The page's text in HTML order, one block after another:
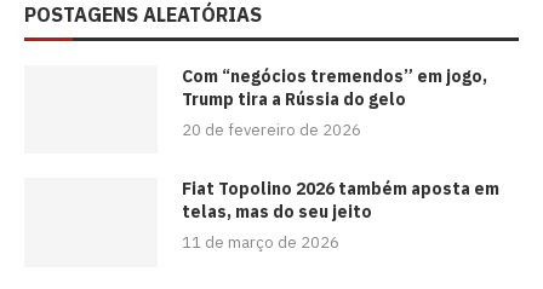
POSTAGENS ALEATÓRIAS
Com “negócios tremendos” em jogo,
Trump tira a Rússia do gelo
20 de fevereiro de 2026
Fiat Topolino 2026 também aposta em
telas, mas do seu jeito
11 de março de 2026